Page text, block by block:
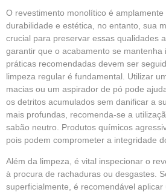
O revestimento monolítico é
durabilidade e estética, no entanto, sua
crucial para preservar essas qualidades
garantir que o acabamento se mantenha
práticas recomendadas devem ser
limpeza regular é fundamental. Utilizar
macias ou um aspirador de pó pode
os detritos acumulados sem danificar a
mais profundas, recomenda-se a
sabão neutro. Produtos químicos
pois podem comprometer a integridade
Além da limpeza, é vital inspecionar o
à procura de rachaduras ou desgastes.
superficialmente, é recomendável aplicar